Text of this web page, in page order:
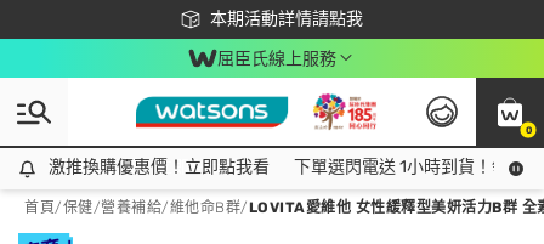
本期活動詳情請點我
下載app最高回饋$350
屈臣氏線上服務
0
激推換購優惠價！立即點我看
激推換購優惠價！立即點我看 下單選閃電送 1小時到貨！領神
首頁/保健/營養補給/維他命B群/LOVITA愛維他 女性緩釋型美妍活力B群 全